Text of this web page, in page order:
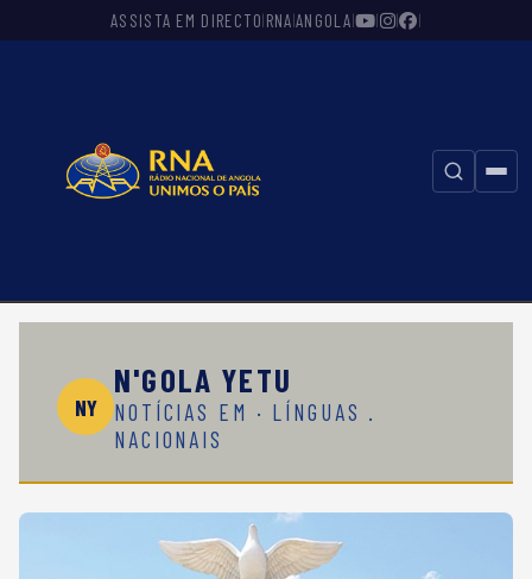
ASSISTA EM DIRECTO|RNA|ANGOLA| | | |
⚲
NY
N'GOLA YETU
NOTÍCIAS EM · LÍNGUAS .
NACIONAIS